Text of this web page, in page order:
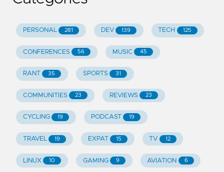
PERSONAL 281 DEV 139 TECH 125
CONFERENCES 56 MUSIC 45
RANT 35 SPORTS 31
COMMUNITIES 23 REVIEWS 23
CYCLING 19 PODCAST 19
TRAVEL 19 EXPAT 15 TV 12
LINUX 10 GAMING 9 AVIATION 6